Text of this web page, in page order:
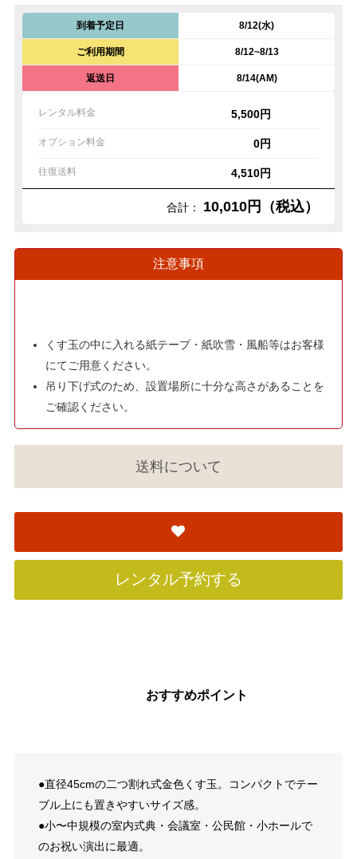
到着予定日 8/12(水)
ご利用期間 8/12~8/13
返送日 8/14(AM)
レンタル料金 5,500円
オプション料金 0円
往復送料 4,510円
合計： 10,010円（税込）
注意事項
くす玉の中に入れる紙テープ・紙吹雪・風船等はお客様
にてご用意ください。
吊り下げ式のため、設置場所に十分な高さがあることを
ご確認ください。
送料について
レンタル予約する
おすすめポイント
●直径45cmの二つ割れ式金色くす玉。コンパクトでテー
ブル上にも置きやすいサイズ感。
●小〜中規模の室内式典・会議室・公民館・小ホールで
のお祝い演出に最適。